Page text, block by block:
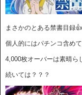
まさかのとある禁書目録
個人的にはパチンコ含め
4,000枚オーバーは素晴ら
続いては？？？